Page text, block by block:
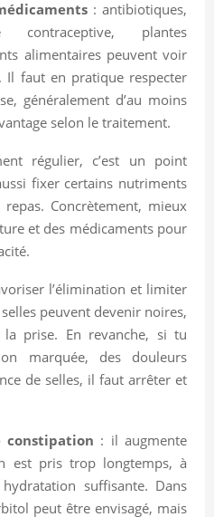
: antibiotiques,
contraceptive, plantes
alimentaires peuvent voir
Il faut en pratique respecter
généralement d’au moins
selon le traitement.
régulier, c’est un point
fixer certains nutriments
Concrètement, mieux
et des médicaments pour
l’élimination et limiter
peuvent devenir noires,
prise. En revanche, si tu
marquée, des douleurs
de selles, il faut arrêter et
: il augmente
est pris trop longtemps, à
suffisante. Dans
peut être envisagé, mais